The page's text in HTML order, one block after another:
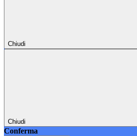
Chiudi
Chiudi
Conferma